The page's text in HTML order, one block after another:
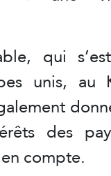
qui
unis,
des
compte.